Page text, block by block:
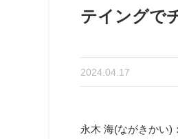
テイングで
2024.04.17
永木 海(ながきかい)：